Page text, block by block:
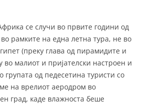
се случи во првите години од
рамките на една летна тура, не во
(преку глава од пирамидите и
во малиот и пријателски настроен и
групата од педесетина туристи со
на врелиот аеродром во
град, каде влажноста беше